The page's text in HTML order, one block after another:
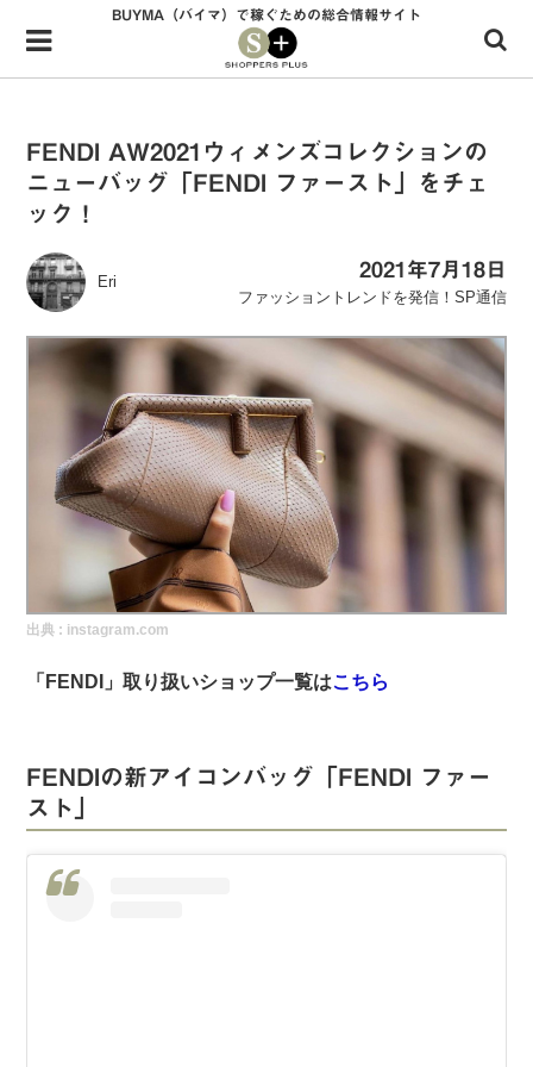
Menu
HOME
34歳独身OLバイマ実践記
ファッショントレンドを発信！SP通信
BUYMAで人気のブランド
BUYMAの売れ筋商品
バイマの疑問に現役パーソナルショッパーが答えてみた
実録！海外ショップで買ってみた！
海外SHOP LIST
BUYMA（バイマ）で稼ぐための総合情報サイト
FENDI AW2021ウィメンズコレクションの
ニューバッグ「FENDI ファースト」をチェ
ック！
Eri
2021年7月18日
ファッショントレンドを発信！SP通信
出典 : instagram.com
「FENDI 」取り扱いショップ一覧はこちら
FENDIの新アイコンバッグ「FENDI ファー
スト」